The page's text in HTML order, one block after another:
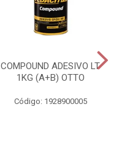
COMPOUND ADESIVO LT
1KG (A+B) OTTO
Código: 1928900005